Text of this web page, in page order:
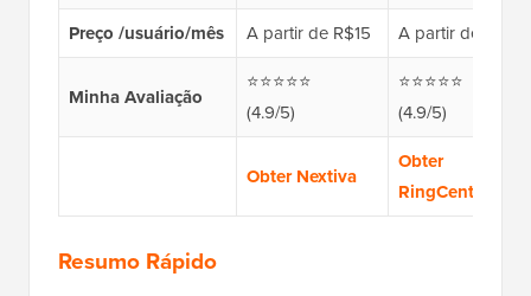
Preço /usuário/mês A partir de R$15 A partir de $20
Minha Avaliação
⭐⭐⭐⭐⭐
(4.9/5)
⭐⭐⭐⭐⭐
(4.9/5)
Obter Nextiva
Obter
RingCentral
Resumo Rápido